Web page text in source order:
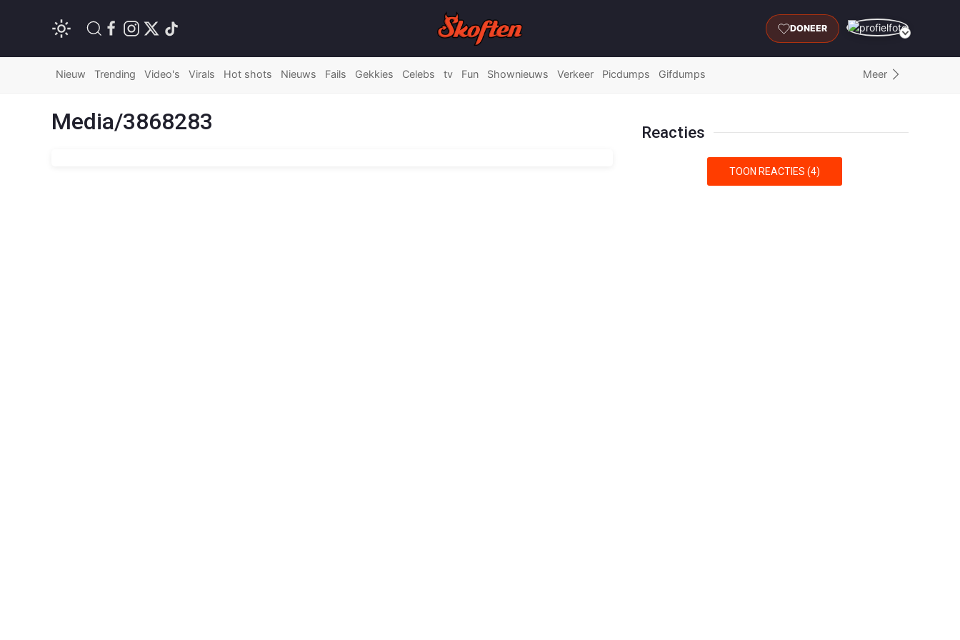
DONEER
Nieuw Trending Video's Virals Hot shots Nieuws Fails Gekkies Celebs tv Fun Shownieuws Verkeer Picdumps Gifdumps Meer
Media/3868283 Reacties
TOON REACTIES (4)